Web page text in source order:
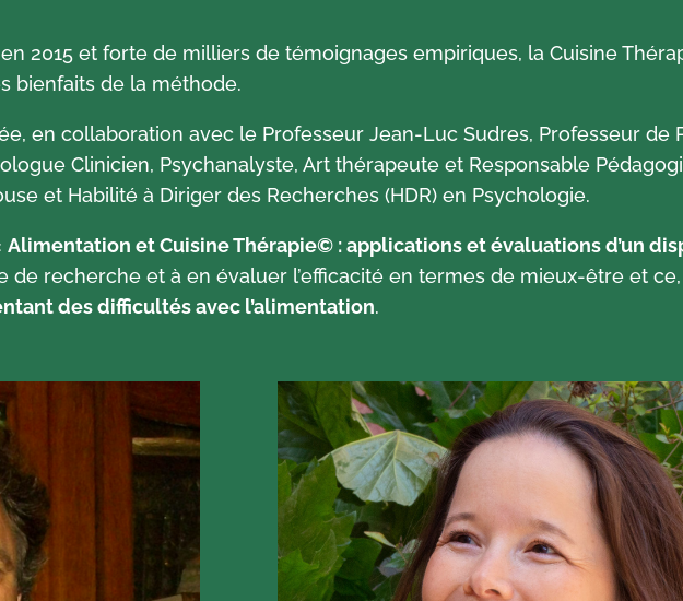
2015 et forte de milliers de témoignages empiriques, la Cuisine
bienfaits de la méthode.
en collaboration avec le Professeur Jean-Luc Sudres, Professeur de
Clinicien, Psychanalyste, Art thérapeute et Responsable
et Habilité à Diriger des Recherches (HDR) en Psychologie.
Alimentation et Cuisine Thérapie© : applications et évaluations d’un
de recherche et à en évaluer l’efficacité en termes de mieux-être et
des difficultés avec l’alimentation.